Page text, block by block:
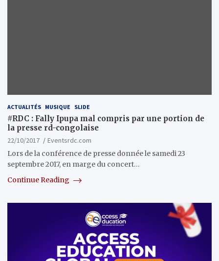
ACTUALITÉS MUSIQUE SLIDE
#RDC : Fally Ipupa mal compris par une portion de
la presse rd-congolaise
22/10/2017
Eventsrdc.com
Lors de la conférence de presse donnée le samedi 23
septembre 2017, en marge du concert…
Continue Reading